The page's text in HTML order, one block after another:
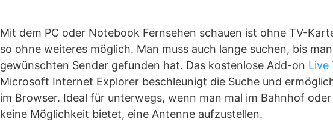
Mit dem PC oder Notebook Fernsehen schauen ist ohne TV-
so ohne weiteres möglich. Man muss auch lange suchen, bis
gewünschten Sender gefunden hat. Das kostenlose Add-on Live
Microsoft Internet Explorer beschleunigt die Suche und
im Browser. Ideal für unterwegs, wenn man mal im Bahnhof
keine Möglichkeit bietet, eine Antenne aufzustellen.